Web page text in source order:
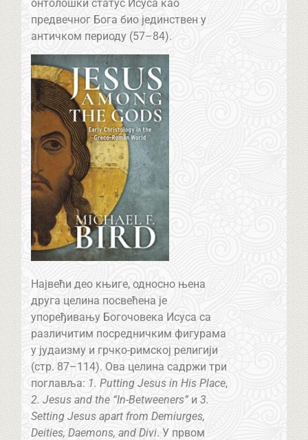
онтолошки статус Исуса као
предвечног Бога био јединствен у
античком периоду (57–84).
Највећи део књиге, односно њена
друга целина посвећена је
упоређивању Богочовека Исуса са
различитим посредничким фигурама
у јудаизму и грчко-римској религији
(стр. 87–114). Ова целина садржи три
поглавља: 1. Putting Jesus in His Place,
2. Jesus and the “In-Betweeners”и 3.
Setting Jesus apart from Demiurges,
Deities, Daemons, and Divi. У првом